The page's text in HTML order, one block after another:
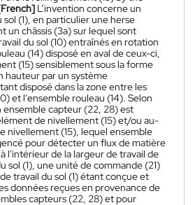
L’invention concerne un
(1), en particulier une herse
un châssis (3a) sur lequel sont
du sol (10) entraînés en rotation
(14) disposé en aval de ceux-ci,
(15) sensiblement sous la forme
hauteur par un système
disposé dans la zone entre les
et l'ensemble rouleau (14). Selon
capteur (22, 28) est
de nivellement (15) et/ou au-
nivellement (15), lequel ensemble
pour détecter un flux de matière
l'intérieur de la largeur de travail de
sol (1), une unité de commande (21)
travail du sol (1) étant conçue et
données reçues en provenance de
capteurs (22, 28) et pour